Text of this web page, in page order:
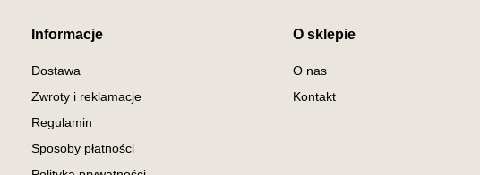
Informacje
Dostawa
Zwroty i reklamacje
Regulamin
Sposoby płatności
O sklepie
O nas
Kontakt